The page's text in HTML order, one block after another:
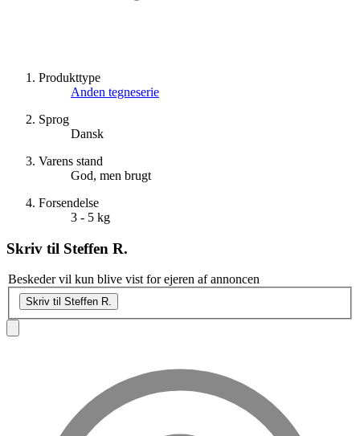
Produkttype
Anden tegneserie
Sprog
Dansk
Varens stand
God, men brugt
Forsendelse
3 - 5 kg
Skriv til Steffen R.
Beskeder vil kun blive vist for ejeren af annoncen
Skriv til Steffen R.